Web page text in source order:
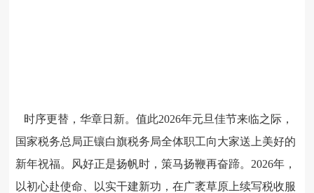
时序更替，华章日新。值此2026年元旦佳节来临之际，
国家税务总局正镶白旗税务局全体职工向大家送上美好的
新年祝福。风好正是扬帆时，策马扬鞭再奋蹄。 2026年，
以初心赴使命、以实干建新功，在广袤草原上续写税收服